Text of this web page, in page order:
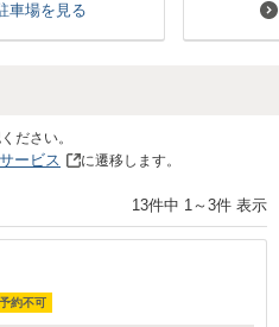
車場を見る
ださい。
ービス に遷移します。
13件中 1 ～ 3件 表示
約不可